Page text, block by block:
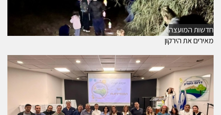
חדשות המועצה
מאירים את הירקון